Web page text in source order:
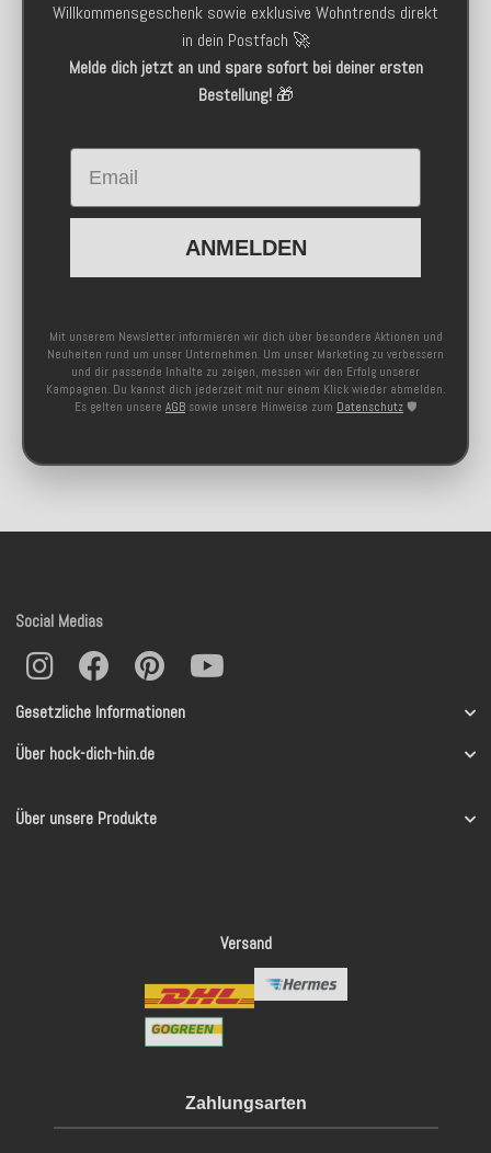
Willkommensgeschenk sowie exklusive Wohntrends direkt
in dein Postfach 🚀
Melde dich jetzt an und spare sofort bei deiner ersten
Bestellung!🎁
Email
ANMELDEN
Mit unserem Newsletter informieren wir dich über besondere Aktionen und
Neuheiten rund um unser Unternehmen. Um unser Marketing zu verbessern
und dir passende Inhalte zu zeigen, messen wir den Erfolg unserer
Kampagnen. Du kannst dich jederzeit mit nur einem Klick wieder abmelden.
Es gelten unsere AGB sowie unsere Hinweise zum Datenschutz 🛡️
Gesetzliche Informationen
Über hock-dich-hin.de
Über unsere Produkte
Social Medias
Versand
Zahlungsarten